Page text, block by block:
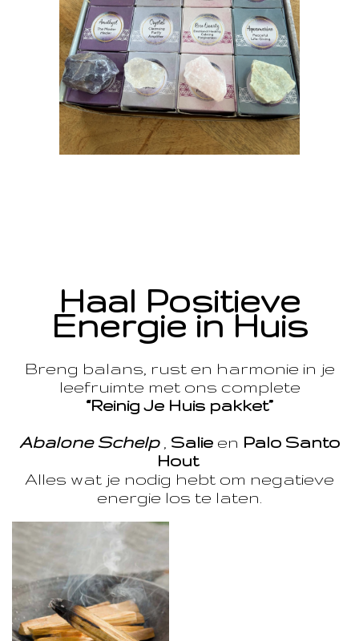
Haal Positieve
Energie in Huis
Breng balans, rust en harmonie in je
leefruimte met ons complete
“Reinig Je Huis pakket”
Abalone Schelp, Salie en Palo Santo
Hout
Alles wat je nodig hebt om negatieve
energie los te laten.